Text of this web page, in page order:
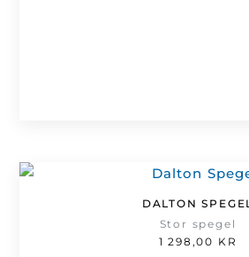
DALTON SPEGEL
Stor spegel
1 298,00 KR